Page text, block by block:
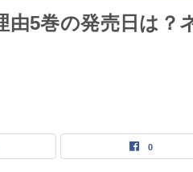
由5巻の発売日は？
0